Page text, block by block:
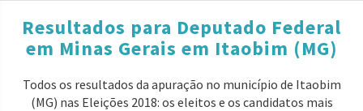
Resultados para Deputado Federal
em Minas Gerais em Itaobim (MG)
Todos os resultados da apuração no município de Itaobim
(MG) nas Eleições 2018: os eleitos e os candidatos mais